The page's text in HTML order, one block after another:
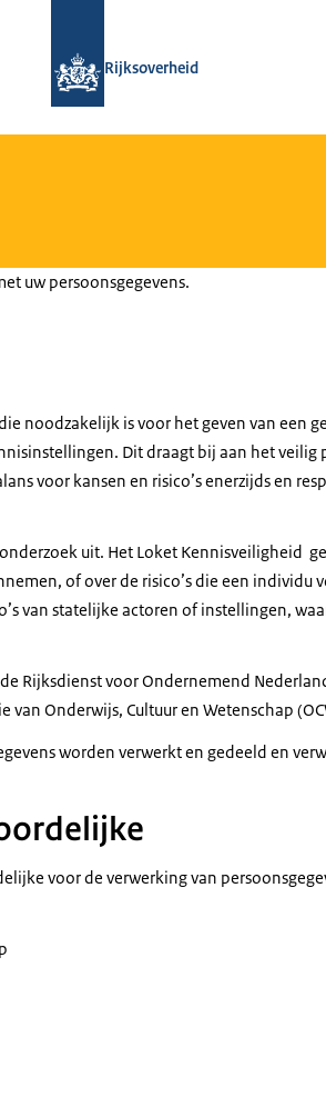
Rijksoverheid
uw persoonsgegevens.
noodzakelijk is voor het geven van een
Dit draagt bij aan het veilig
voor kansen en risico’s enerzijds en
uit. Het Loket Kennisveiligheid
of over de risico’s die een individu
van statelijke actoren of instellingen,
Rijksdienst voor Ondernemend
Onderwijs, Cultuur en Wetenschap
worden verwerkt en gedeeld en
voor de verwerking van